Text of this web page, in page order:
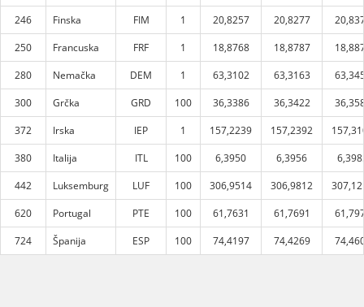
246
Finska FIM 1 20,8257 20,8277
250
Francuska FRF 1 18,8768 18,8787
280
Nemačka DEM 1 63,3102 63,3163
300
Grčka GRD 100 36,3386 36,3422
372
Irska IEP 1 157,2239 157,2392
380
Italija ITL 100 6,3950 6,3956
442
Luksemburg LUF 100 306,9514 306,9812
620
Portugal PTE 100 61,7631 61,7691
724
Španija ESP 100 74,4197 74,4269